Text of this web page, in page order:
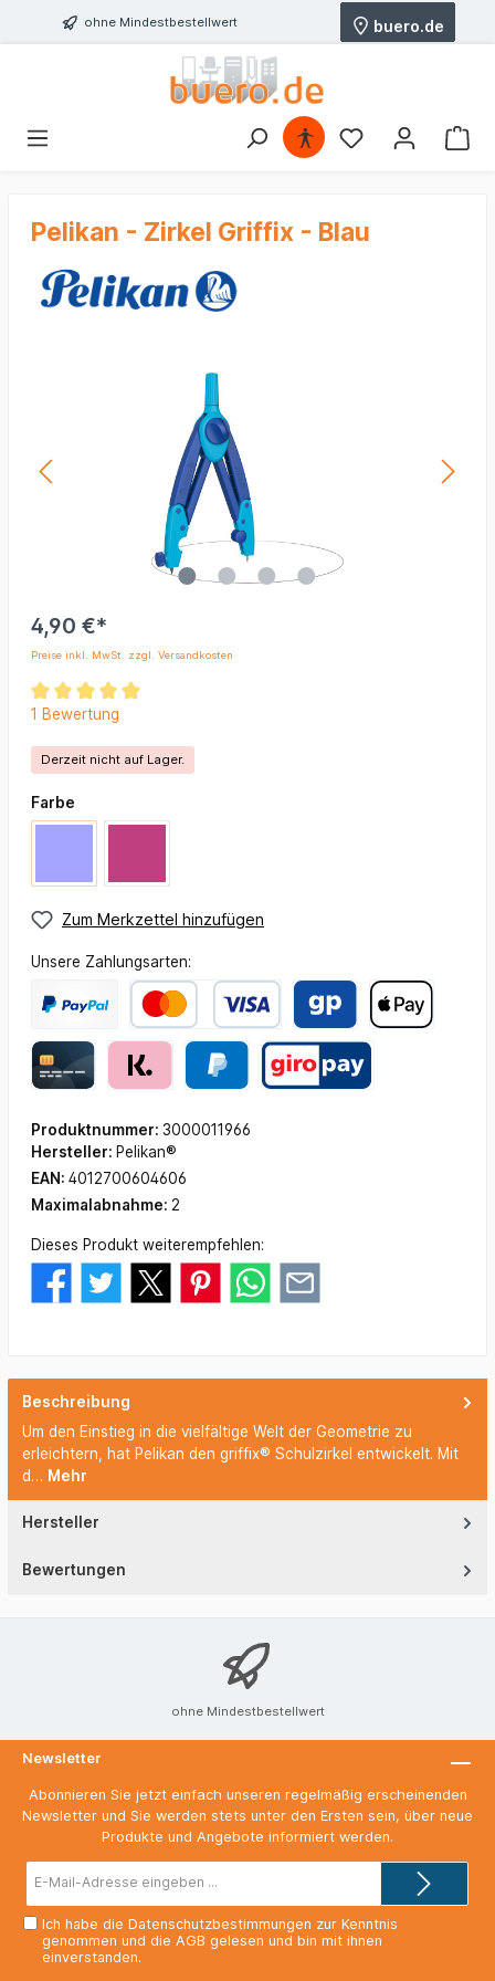
ohne Mindestbestellwert buero.de
Pelikan - Zirkel Griffix - Blau
4,90 €*
Preise inkl. MwSt. zzgl. Versandkosten
1 Bewertung
Derzeit nicht auf Lager.
Farbe
Zum Merkzettel hinzufügen
Unsere Zahlungsarten:
Produktnummer: 3000011966
Hersteller: Pelikan®
EAN: 4012700604606
Maximalabnahme: 2
Dieses Produkt weiterempfehlen:
Beschreibung
Um den Einstieg in die vielfältige Welt der Geometrie zu
erleichtern, hat Pelikan den griffix® Schulzirkel entwickelt. Mit
d… Mehr
Hersteller
Bewertungen
ohne Mindestbestellwert
Newsletter
Abonnieren Sie jetzt einfach unseren regelmäßig erscheinenden
Newsletter und Sie werden stets unter den Ersten sein, über neue
Produkte und Angebote informiert werden.
Mail-
Ich habe die Datenschutzbestimmungen zur Kenntnis
genommen und die AGB gelesen und bin mit ihnen
einverstanden.